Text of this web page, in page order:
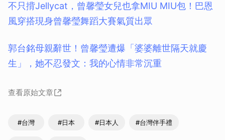
不只揹Jellycat，曾馨瑩女兒也拿MIU MIU包！巴恩
風穿搭現身曾馨瑩舞蹈大賽氣質出眾
郭台銘母親辭世！曾馨瑩遭爆「婆婆離世隔天就慶
生」，她不忍發文：我的心情非常沉重
查看原始文章
#台灣 #日本 #日本人 #台灣伴手禮